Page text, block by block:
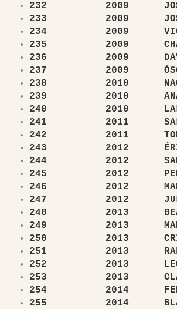
232 2009 JOSÉ
233 2009
234 2009
235 2009
236 2009
237 2009
238 2010
239 2010
240 2010
241 2011
242 2011
243 2012
244 2012
245 2012
246 2012
247 2012
248 2013
249 2013
250 2013
251 2013
252 2013
253 2013
254 2014
255 2014